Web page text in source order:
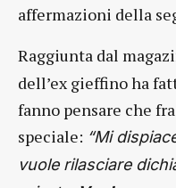
affermazioni della
Raggiunta dal
dell’ex gieffino ha
fanno pensare che
speciale: “Mi
vuole rilasciare